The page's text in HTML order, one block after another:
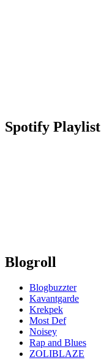
Spotify
Blogroll
Blogbuzzter
Kavantgarde
Krekpek
Most Def
Noisey
Rap and Blues
ZOLIBLAZE